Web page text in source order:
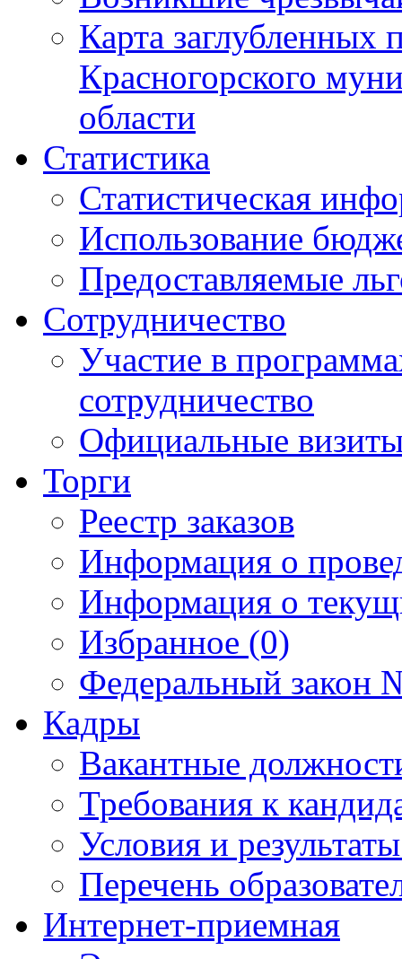
Карта
Красногорского
области
Статистика
Статистическая
Использование
Предоставляемые
Сотрудничество
Участие в
сотрудничество
Официальные
Торги
Реестр заказов
Информация о
Информация о
Избранное (0)
Федеральный закон
Кадры
Вакантные
Требования к
Условия и
Перечень
Интернет-приемная